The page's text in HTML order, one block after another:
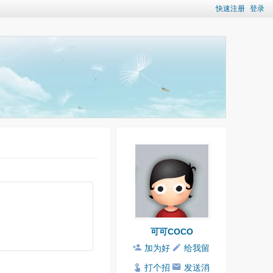
快速注册 登录
可可COCO
加为好
友
给我留
言
打个招 发送消